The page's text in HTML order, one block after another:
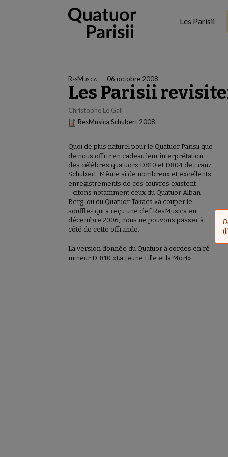
Les Parisii
ResMusica — 06 octobre 2008
Les Parisii
Christophe Le Gall
ResMusica Schubert 2008
Quoi de plus naturel pour le Quatuor Parisii que
de nous offrir en cadeau leur interprétation
des célèbres quatuors D810 et D804 de Franz
Schubert. Même si de nombreux et excellents
enregistrements de ces œuvres existent
- citons notamment ceux du Quatuor Alban
Berg, ou du Quatuor Takacs «à couper le
souffle» qui a reçu une clef ResMusica en
décembre 2006, nous ne pouvons passer à
côté de cette offrande.
La version donnée du Quatuor à cordes en ré
mineur D. 810 «La Jeune Fille et la Mort»